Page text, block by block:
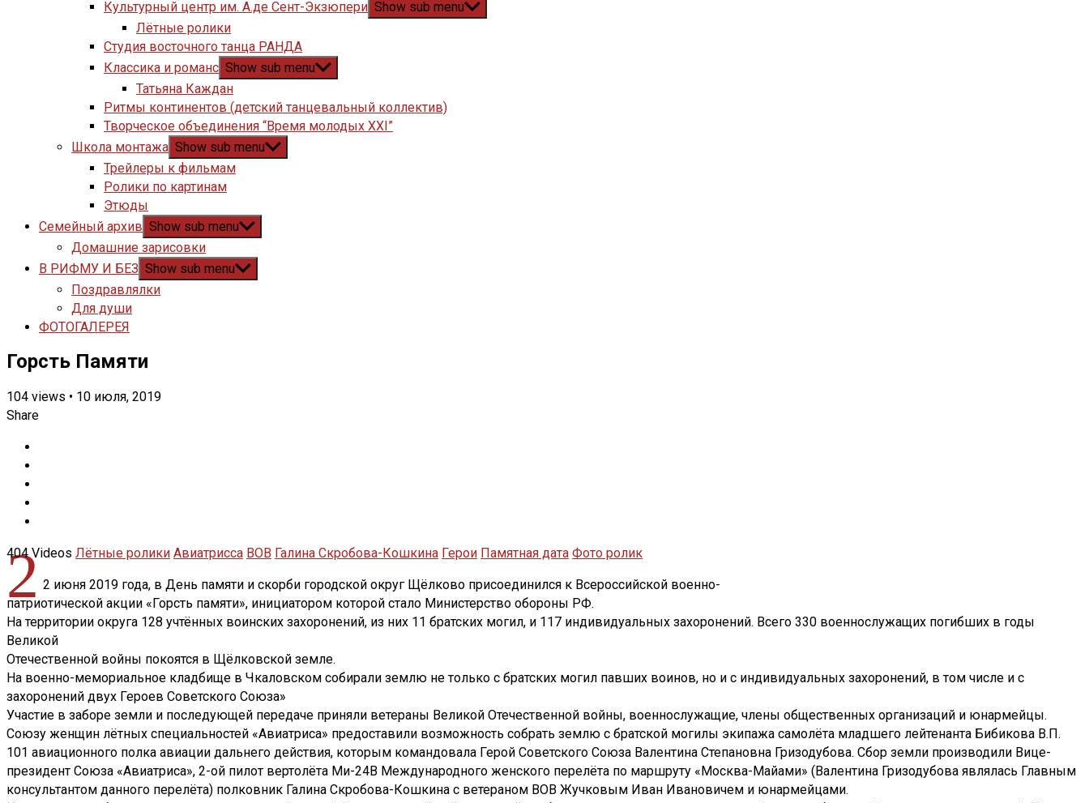
Культурный центр им. А.де Сент-Экзюпери Show sub menu
Лётные ролики
Студия восточного танца РАНДА
Классика и романс Show sub menu
Татьяна Каждан
Ритмы континентов (детский танцевальный коллектив)
Творческое объединения “Время молодых XXI”
Школа монтажа Show sub menu
Трейлеры к фильмам
Ролики по картинам
Этюды
Семейный архив Show sub menu
Домашние зарисовки
В РИФМУ И БЕЗ Show sub menu
Поздравлялки
Для души
ФОТОГАЛЕРЕЯ
Горсть Памяти
104 views • 10 июля, 2019
Share
404 Videos Лётные ролики Авиатрисса ВОВ Галина Скробова-Кошкина Герои Памятная дата Фото ролик
2 2 июня 2019 года, в День памяти и скорби городской округ Щёлково присоединился к Всероссийской военно-
патриотической акции «Горсть памяти», инициатором которой стало Министерство обороны РФ.
На территории округа 128 учтённых воинских захоронений, из них 11 братских могил, и 117 индивидуальных захоронений. Всего 330 военнослужащих погибших в годы
Великой
Отечественной войны покоятся в Щёлковской земле.
На военно-мемориальное кладбище в Чкаловском собирали землю не только с братских могил павших воинов, но и с индивидуальных захоронений, в том числе и с
захоронений двух Героев Советского Союза»
Участие в заборе земли и последующей передаче приняли ветераны Великой Отечественной войны, военнослужащие, члены общественных организаций и юнармейцы.
Союзу женщин лётных специальностей «Авиатриса» предоставили возможность собрать землю с братской могилы экипажа самолёта младшего лейтенанта Бибикова В.П.
101 авиационного полка авиации дальнего действия, которым командовала Герой Советского Союза Валентина Степановна Гризодубова. Сбор земли производили Вице-
президент Союза «Авиатриса», 2-ой пилот вертолёта Ми-24В Международного женского перелёта по маршруту «Москва-Майами» (Валентина Гризодубова являлась Главным
консультантом данного перелёта) полковник Галина Скробова-Кошкина с ветераном ВОВ Жучковым Иван Ивановичем и юнармейцами.